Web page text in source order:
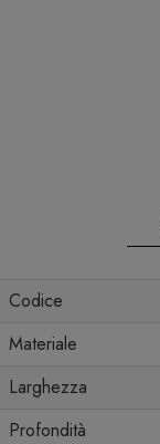
Codice
Materiale
Larghezza
Profondità